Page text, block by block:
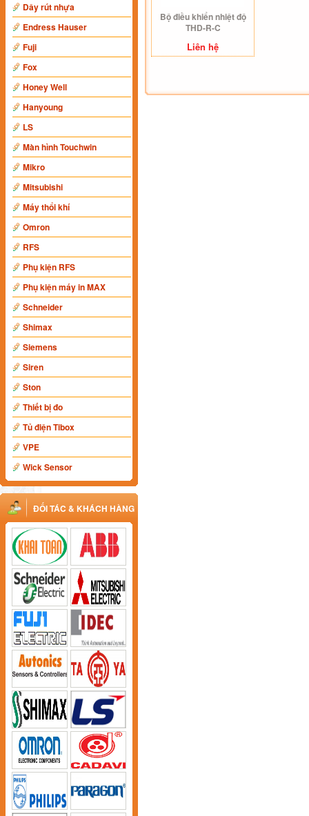
Dây rút nhựa
Endress Hauser
Fuji
Fox
Honey Well
Hanyoung
LS
Màn hình Touchwin
Mikro
Mitsubishi
Máy thổi khí
Omron
RFS
Phụ kiện RFS
Phụ kiện máy in MAX
Schneider
Shimax
Siemens
Siren
Ston
Thiết bị đo
Tủ điện Tibox
VPE
Wick Sensor
ĐỐI TÁC & KHÁCH HÀNG
Bộ điều khiển nhiệt độ
THD-R-C
Liên hệ